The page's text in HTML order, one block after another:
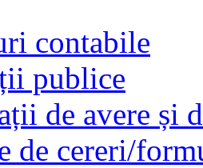
contabile
publice
de avere și
de cereri/